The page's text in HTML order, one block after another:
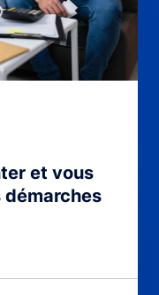
et vous